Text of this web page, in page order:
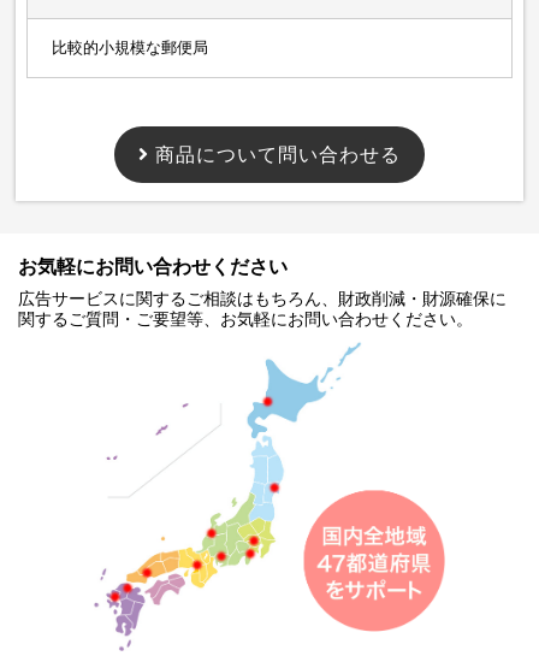
比較的小規模な郵便局
商品について問い合わせる
お気軽にお問い合わせください
広告サービスに関するご相談はもちろん、財政削減・財源確保に
関するご質問・ご要望等、お気軽にお問い合わせください。